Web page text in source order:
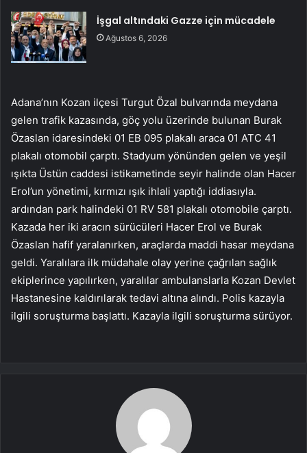
İşgal altındaki Gazze için mücadele
Ağustos 6, 2026
Adana’nın Kozan ilçesi Turgut Özal bulvarında meydana
gelen trafik kazasında, göç yolu üzerinde bulunan Burak
Özaslan idaresindeki 01 EB 095 plakalı araca 01 ATC 41
plakalı otomobil çarptı. Stadyum yönünden gelen ve yeşil
ışıkta Üstün caddesi istikametinde seyir halinde olan Hacer
Erol’un yönetimi, kırmızı ışık ihlali yaptığı iddiasıyla.
ardından park halindeki 01 RV 581 plakalı otomobile çarptı.
Kazada her iki aracın sürücüleri Hacer Erol ve Burak
Özaslan hafif yaralanırken, araçlarda maddi hasar meydana
geldi. Yaralılara ilk müdahale olay yerine çağrılan sağlık
ekiplerince yapılırken, yaralılar ambulanslarla Kozan Devlet
Hastanesine kaldırılarak tedavi altına alındı. Polis kazayla
ilgili soruşturma başlattı. Kazayla ilgili soruşturma sürüyor.